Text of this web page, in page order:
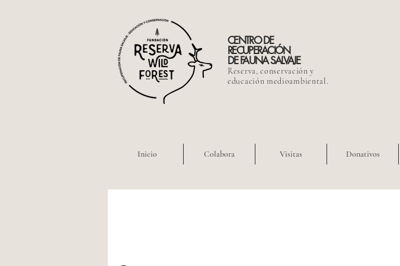
CENTRO DE
RECUPERACIÓN
DE FAUNA SALVAJE
Reserva, conservación y
educación medioambiental.
Inicio Colabora Visitas Donativos